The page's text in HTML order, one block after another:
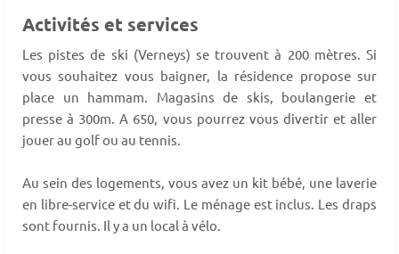
Activités et services
Les pistes de ski (Verneys) se trouvent à 200 mètres. Si
vous souhaitez vous baigner, la résidence propose sur
place un hammam. Magasins de skis, boulangerie et
presse à 300m. A 650, vous pourrez vous divertir et aller
jouer au golf ou au tennis.
Au sein des logements, vous avez un kit bébé, une laverie
en libre-service et du wifi. Le ménage est inclus. Les draps
sont fournis. Il y a un local à vélo.